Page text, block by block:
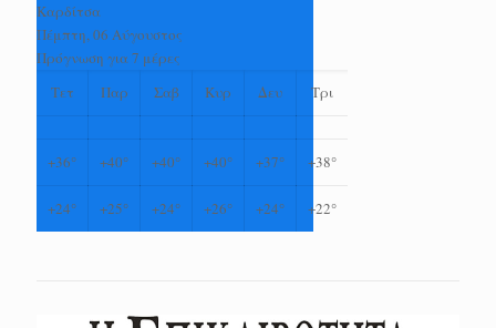
Καρδίτσα
Πέμπτη, 06 Αύγουστος
Πρόγνωση για 7 μέρες
Τετ
Παρ Σαβ Κυρ Δευ Τρι
+36° +40° +40° +40° +37° +38°
+24° +25° +24° +26° +24° +22°